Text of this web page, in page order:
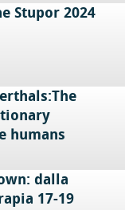
Stupor 2024
humans
dalla
17-19